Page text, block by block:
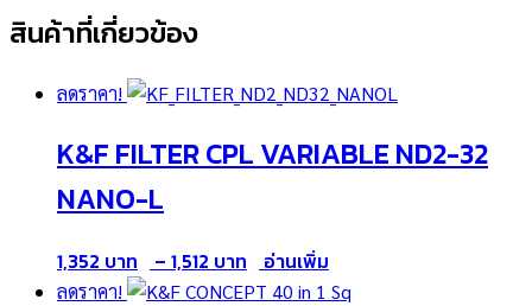
สินค้าที่เกี่ยวข้อง
ลดราคา!
K&F FILTER CPL VARIABLE ND2-32
NANO-L
1,352 – 1,512
Price
range:
อ่านเพิ่ม
ลดราคา!